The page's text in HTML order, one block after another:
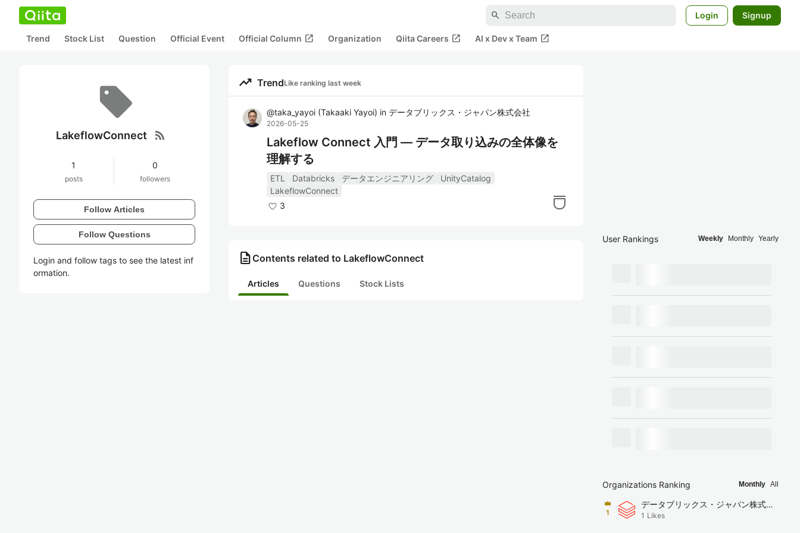
search Login Signup
Trend Stock List Question Official Event Official Column open_in_new Organization Qiita Careers open_in_new AI x Dev x Team open_in_new
LakeflowConnect rss_feed
1
posts
0
followers
Follow Articles
Follow Questions
Login and follow tags to see the latest inf
ormation.
trending_up TrendLike ranking last week
@taka_yayoi (Takaaki Yayoi) in データブリックス・ジャパン株式会社
2026-05-25
Lakeflow Connect 入門 — データ取り込みの全体像を
理解する
ETL Databricks データエンジニアリング
UnityCatalog
LakeflowConnect
3
description Contents related to LakeflowConnect
Articles Questions Stock Lists
User Rankings Weekly Monthly Yearly
Organizations Ranking Monthly All
1
データブリックス・ジャパン株式会
社
1 Likes